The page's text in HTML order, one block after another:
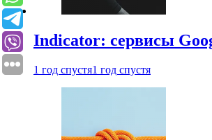
Indicator: сервисы
1 год спустя1 год спустя